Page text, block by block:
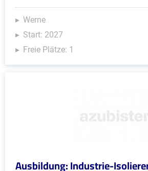
Werne
Start: 2027
Freie Plätze: 1
Ausbildung: Industrie-